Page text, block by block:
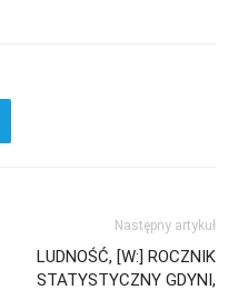
Następny artykuł
LUDNOŚĆ, [W:] ROCZNIK
STATYSTYCZNY GDYNI,